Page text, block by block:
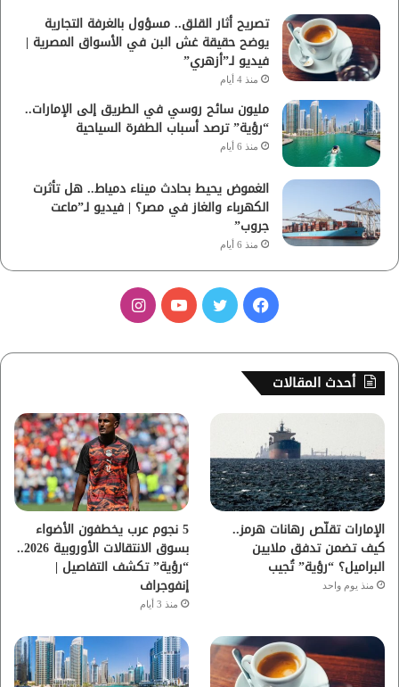
تصريح أثار القلق.. مسؤول بالغرفة التجارية
يوضح حقيقة غش البن في الأسواق المصرية |
فيديو لـ”أزهري”
منذ 4 أيام
مليون سائح روسي في الطريق إلى الإمارات..
“رؤية” ترصد أسباب الطفرة السياحية
منذ 6 أيام
الغموض يحيط بحادث ميناء دمياط.. هل تأثرت
الكهرباء والغاز في مصر؟ | فيديو لـ”ماعت
جروب”
منذ 6 أيام
س
ب
ك
ي
و
ب
ت
ق
ر
م
أحدث المقالات
الإمارات تقلّص رهانات هرمز..
كيف تضمن تدفق ملايين
البراميل؟ “رؤية” تُجيب
منذ يوم واحد
5 نجوم عرب يخطفون الأضواء
بسوق الانتقالات الأوروبية 2026..
“رؤية” تكشف التفاصيل |
إنفوجراف
منذ 3 أيام